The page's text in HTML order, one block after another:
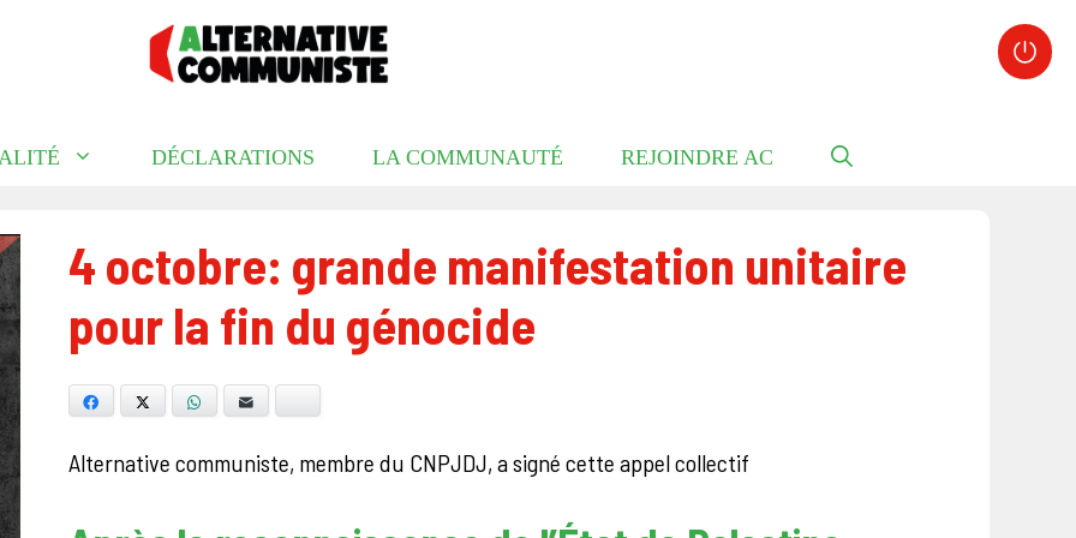
DÉCLARATIONS LA COMMUNAUTÉ REJOINDRE AC
4 octobre: grande manifestation unitaire
pour la fin du génocide
Facebook WhatsApp
Alternative communiste, membre du CNPJDJ, a signé cette appel collectif